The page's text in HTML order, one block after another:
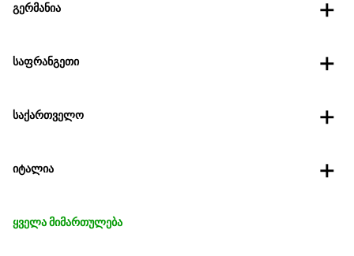
გერმანია
საფრანგეთი
საქართველო
იტალია
ყველა მიმართულება